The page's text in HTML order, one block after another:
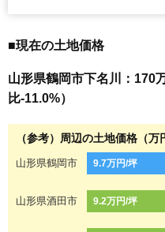
■現在の土地価格
山形県鶴岡市下名川：170
比-11.0%）
（参考）周辺の土地価格（万
山形県鶴岡市 9.7万円/坪
山形県酒田市 9.2万円/坪